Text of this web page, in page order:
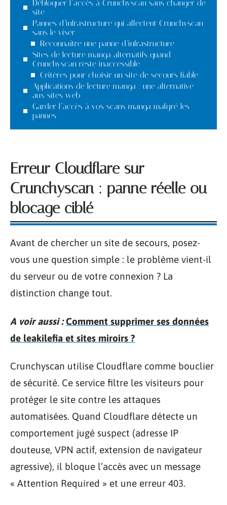
Débloquer l’accès à Crunchyscan sans changer de
site
Pannes d’infrastructure qui affectent Crunchyscan
sans le viser
Reconnaître une panne d’infrastructure
Sites de lecture manga alternatifs quand
Crunchyscan reste inaccessible
Critères pour choisir un site de secours fiable
Applications de lecture manga : une alternative
aux sites web
Garder l’accès à vos scans manga malgré les
pannes
Erreur Cloudflare sur
Crunchyscan : panne réelle ou
blocage ciblé
Avant de chercher un site de secours, posez-
vous une question simple : le problème vient-il
du serveur ou de votre connexion ? La
distinction change tout.
A voir aussi : Comment supprimer ses données
de leakilefia et sites miroirs ?
Crunchyscan utilise Cloudflare comme bouclier
de sécurité. Ce service filtre les visiteurs pour
protéger le site contre les attaques
automatisées. Quand Cloudflare détecte un
comportement jugé suspect (adresse IP
douteuse, VPN actif, extension de navigateur
agressive), il bloque l’accès avec un message
« Attention Required » et une erreur 403.